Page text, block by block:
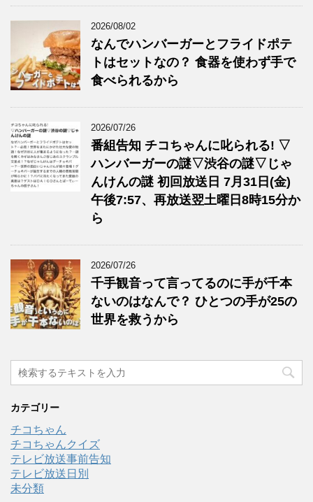
2026/08/02
なんでハンバーガーとフライドポテ
トはセットなの？ 食器を使わず手で
食べられるから
2026/07/26
番組告知 チコちゃんに叱られる! ▽
ハンバーガーの謎▽渋谷の謎▽じゃ
んけんの謎 初回放送日 7月31日(金)
午後7:57、再放送翌土曜日8時15分か
ら
2026/07/26
千手観音って言ってるのに手が千本
ないのはなんで？ ひとつの手が25の
世界を救うから
カテゴリー
チコちゃん
チコちゃんクイズ
テレビ放送事前告知
テレビ放送日別
未分類